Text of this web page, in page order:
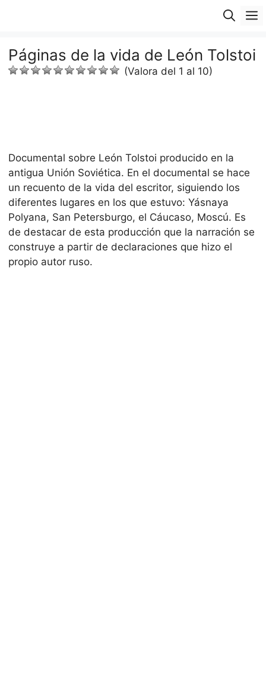
Páginas de la vida de León Tolstoi
(Valora del 1 al 10)
Documental sobre León Tolstoi producido en la
antigua Unión Soviética. En el documental se hace
un recuento de la vida del escritor, siguiendo los
diferentes lugares en los que estuvo: Yásnaya
Polyana, San Petersburgo, el Cáucaso, Moscú. Es
de destacar de esta producción que la narración se
construye a partir de declaraciones que hizo el
propio autor ruso.